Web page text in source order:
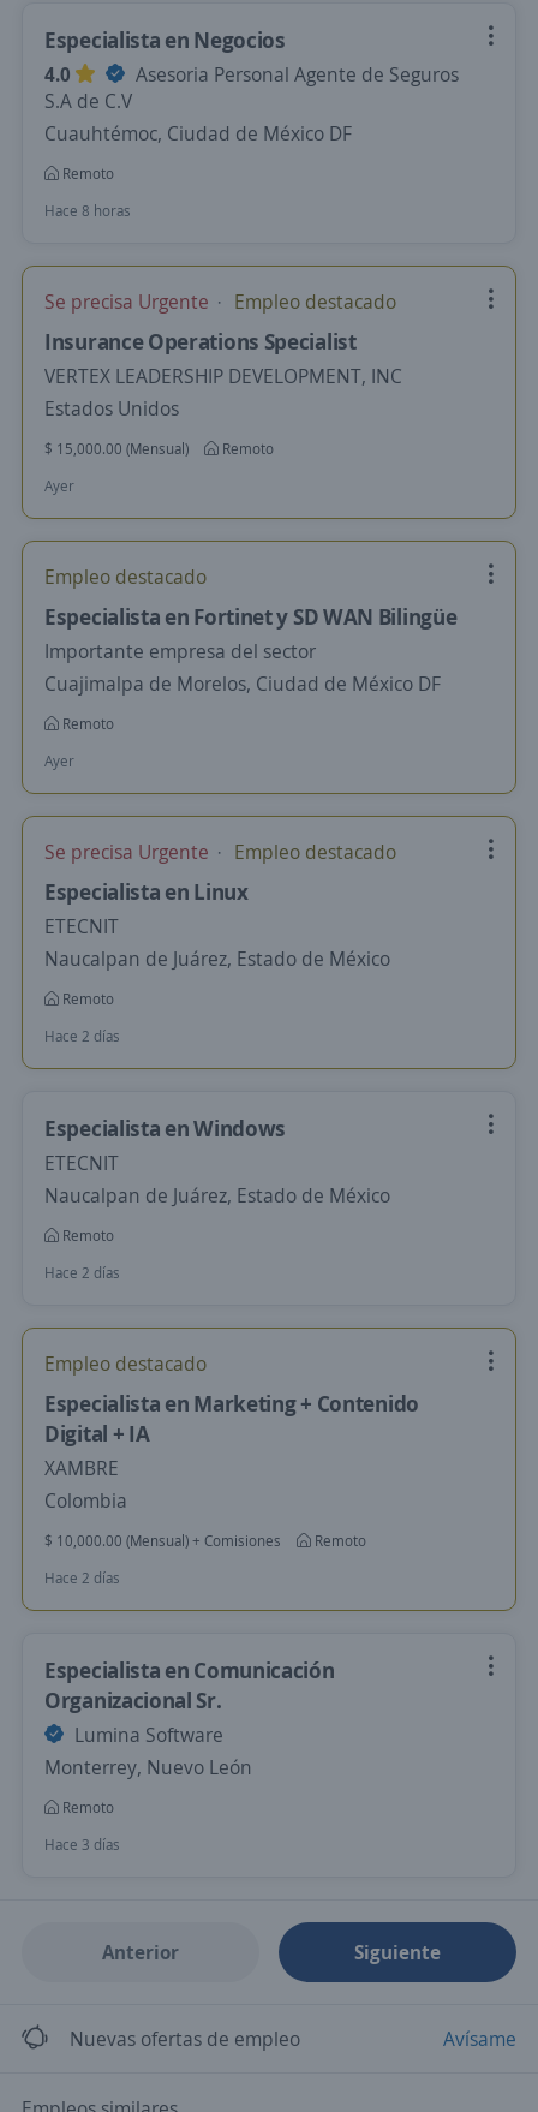
Especialista en Negocios
4.0
Asesoria Personal Agente de Seguros
S.A de C.V
Cuauhtémoc, Ciudad de México DF
Remoto
Hace 8 horas
Se precisa Urgente Empleo destacado
Insurance Operations Specialist
VERTEX LEADERSHIP DEVELOPMENT, INC
Estados Unidos
$ 15,000.00 (Mensual)
Remoto
Ayer
Empleo destacado
Especialista en Fortinet y SD WAN Bilingüe
Importante empresa del sector
Cuajimalpa de Morelos, Ciudad de México DF
Remoto
Ayer
Se precisa Urgente Empleo destacado
Especialista en Linux
ETECNIT
Naucalpan de Juárez, Estado de México
Remoto
Hace 2 días
Especialista en Windows
ETECNIT
Naucalpan de Juárez, Estado de México
Remoto
Hace 2 días
Empleo destacado
Especialista en Marketing + Contenido
Digital + IA
XAMBRE
Colombia
$ 10,000.00 (Mensual) + Comisiones
Remoto
Hace 2 días
Especialista en Comunicación
Organizacional Sr.
Lumina Software
Monterrey, Nuevo León
Remoto
Hace 3 días
Anterior Siguiente
Nuevas ofertas de empleo Avísame